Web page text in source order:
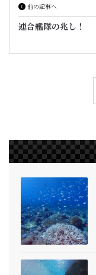
前の記事へ
連合艦隊の兆し！